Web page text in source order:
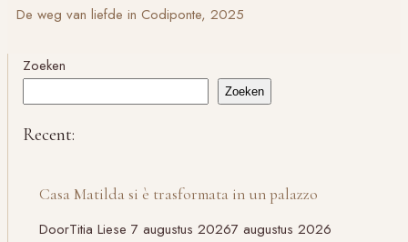
De weg van liefde in Codiponte, 2025
Zoeken
Zoeken
Recent:
Casa Matilda si è trasformata in un palazzo
DoorTitia Liese 7 augustus 20267 augustus 2026